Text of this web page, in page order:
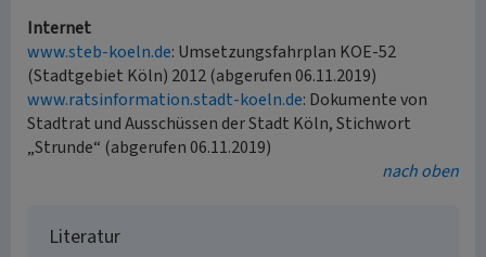
Internet
www.steb-koeln.de: Umsetzungsfahrplan KOE-52
(Stadtgebiet Köln) 2012 (abgerufen 06.11.2019)
www.ratsinformation.stadt-koeln.de: Dokumente von
Stadtrat und Ausschüssen der Stadt Köln, Stichwort
„Strunde“ (abgerufen 06.11.2019)
nach oben
Literatur